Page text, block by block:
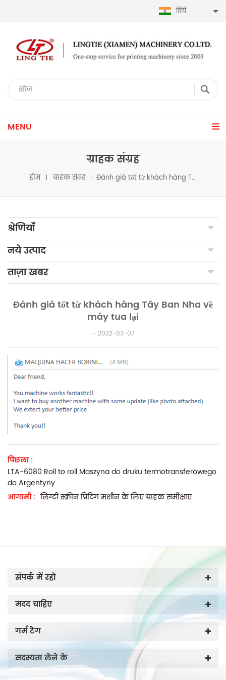
हिंदी
MENU
ग्राहक संग्रह
होम ग्राहक संग्रह Đánh giá tốt từ khách hàng Tây Ban Nha về máy tua lại
श्रेणियाँ
नये उत्पाद
ताज़ा खबर
Đánh giá tốt từ khách hàng Tây Ban Nha về
máy tua lại
2022-03-07
पिछला :
LTA-6080 Roll to roll Maszyna do druku termotransferowego
do Argentyny
आगामी : लिंग्टी स्क्रीन प्रिंटिंग मशीन के लिए ग्राहक समीक्षाएं
संपर्क में रहो
मदद चाहिए
गर्म टैग
सदस्यता लेने के